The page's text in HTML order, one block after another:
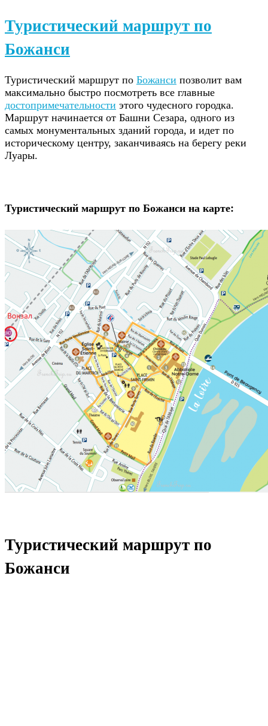
Туристический маршрут по
Божанси
Туристический маршрут по Божанси позволит вам
максимально быстро посмотреть все главные
достопримечательности этого чудесного городка.
Маршрут начинается от Башни Сезара, одного из
самых монументальных зданий города, и идет по
историческому центру, заканчиваясь на берегу реки
Луары.
Туристический маршрут по Божанси на карте:
Туристический маршрут по
Божанси